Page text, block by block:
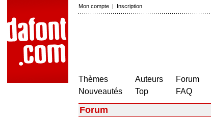
Mon compte | Inscription
Thèmes
Nouveautés
Auteurs
Top
Forum
FAQ
Forum